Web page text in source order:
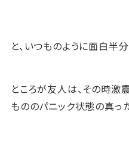
と、いつものように面白半
ところが友人は、その時激
もののパニック状態の真っ